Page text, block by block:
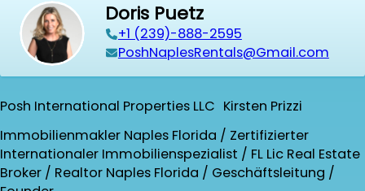
Doris Puetz
+1 (239)-888-2595
PoshNaplesRentals@Gmail.com
Posh International Properties LLC Kirsten Prizzi
Immobilienmakler Naples Florida / Zertifizierter
Internationaler Immobilienspezialist / FL Lic Real Estate
Broker / Realtor Naples Florida / Geschäftsleitung /